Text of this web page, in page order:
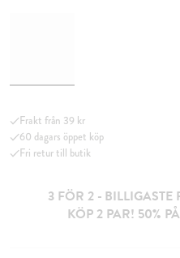
Frakt från 39 kr
60 dagars öppet köp
Fri retur till butik
3 FÖR 2 - BILLIGASTE
KÖP 2 PAR! 50%